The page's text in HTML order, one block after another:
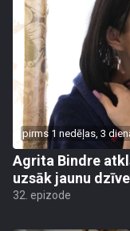
pirms 1 nedēļas, 3
Agrita Bindre
uzsāk jaunu
32. epizode